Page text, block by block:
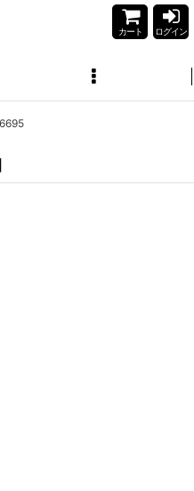
カート ログイン